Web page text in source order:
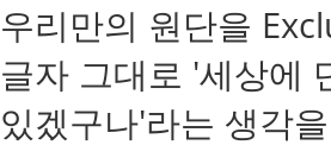
우리만의 원단을
글자 그대로 '세상에
있겠구나'라는 생각